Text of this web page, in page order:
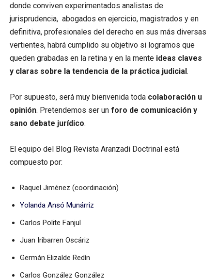
donde conviven experimentados analistas de
jurisprudencia, abogados en ejercicio, magistrados y en
definitiva, profesionales del derecho en sus más diversas
vertientes, habrá cumplido su objetivo si logramos que
queden grabadas en la retina y en la mente ideas claves
y claras sobre la tendencia de la práctica judicial.
Por supuesto, será muy bienvenida toda colaboración u
opinión. Pretendemos ser un foro de comunicación y
sano debate jurídico.
El equipo del Blog Revista Aranzadi Doctrinal está
compuesto por:
Raquel Jiménez (coordinación)
Yolanda Ansó Munárriz
Carlos Polite Fanjul
Juan Iribarren Oscáriz
Germán Elizalde Redín
Carlos González González